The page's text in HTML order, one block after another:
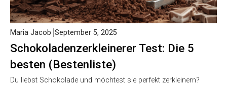
Schokoladenzerkleinerer Test: Die 5
besten (Bestenliste)
Maria Jacob September 5, 2025
Du liebst Schokolade und möchtest sie perfekt zerkleinern?